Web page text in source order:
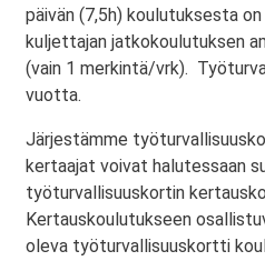
päivän (7,5h) koulutuksesta
kuljettajan jatkokoulutuksen
(vain 1 merkintä/vrk).
vuotta.
Järjestämme
kertaajat voivat halutessaan
työturvallisuuskortin
Kertauskoulutukseen
oleva työturvallisuuskortti